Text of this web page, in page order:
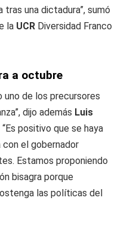
una dictadura”, sumó
la UCR Diversidad Franco
a octubre
uno de los precursores
dijo además Luis
positivo que se haya
el gobernador
Estamos proponiendo
bisagra porque
las políticas del